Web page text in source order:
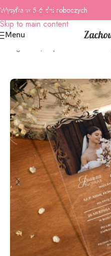
Skip to navigation
Skip to main content
Wysyłka w 5-6 dni roboczych
Menu